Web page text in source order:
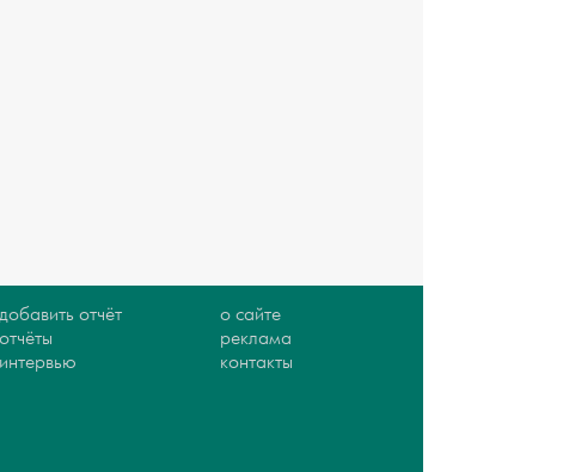
добавить отчёт
отчёты
интервью
о сайте
реклама
контакты